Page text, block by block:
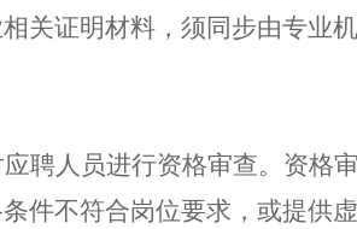
关证明材料，须同步由专业
聘人员进行资格审查。资格
件不符合岗位要求，或提供